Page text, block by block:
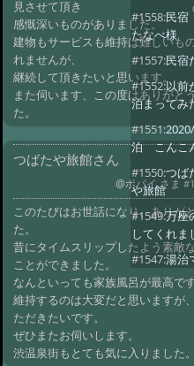
見させて頂き
感慨深いものがありました。
建物もサービスも維持は難しいも
れませんが、
継続して頂きたいと思います。
また伺います、この度はありがと
た。
つばたや旅館さん
@ポパイ さま
このたびはお世話になり、ありが
た。
昔にタイムスリップしたよう素敵
ことができました。
なんといっても家族風呂が最高です
維持するのは大変だと思いますが
ただきたいです。
ぜひまたお伺いします。
渋温泉街もとても気に入りました。
#1558:民宿
たなべ様
#1557:民宿
#1552:以前
泊まってみ
#1551:
泊 こんこ
#1550:つば
や旅館
#1549:万座
してくれま
#1547:湯治
ー
#1545:つば
屋